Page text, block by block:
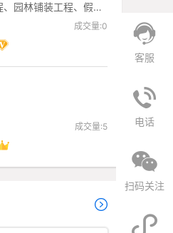
园林铺装工程、假山
成交量:0
成交量:5
客服
电话
扫码关注